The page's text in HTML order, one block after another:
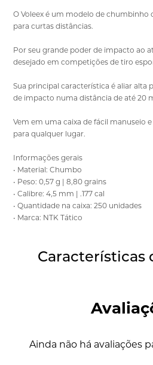
O Voleex é um modelo de chumbinho
para curtas distâncias.
Por seu grande poder de impacto ao
desejado em competições de tiro
Sua principal característica é aliar alta
de impacto numa distância de até 20
Vem em uma caixa de fácil manuseio
para qualquer lugar.
Informações gerais
• Material: Chumbo
• Peso: 0,57 g | 8,80 grains
• Calibre: 4,5 mm | .177 cal
• Quantidade na caixa: 250 unidades
• Marca: NTK Tático
Características
Ainda não há avaliações